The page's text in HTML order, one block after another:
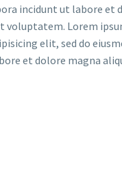
incidunt ut labore et
voluptatem. Lorem
elit, sed do
et dolore magna